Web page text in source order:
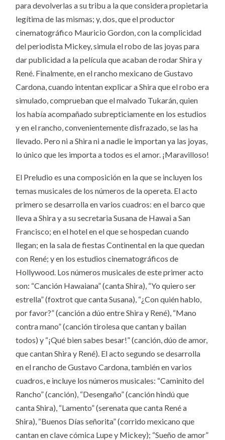
para devolverlas a su tribu a la que considera propietaria
legítima de las mismas; y, dos, que el productor
cinematográfico Mauricio Gordon, con la complicidad
del periodista Mickey, simula el robo de las joyas para
dar publicidad a la película que acaban de rodar Shira y
René. Finalmente, en el rancho mexicano de Gustavo
Cardona, cuando intentan explicar a Shira que el robo era
simulado, comprueban que el malvado Tukarán, quien
los había acompañado subrepticiamente en los estudios
y en el rancho, convenientemente disfrazado, se las ha
llevado. Pero ni a Shira ni a nadie le importan ya las joyas,
lo único que les importa a todos es el amor. ¡Maravilloso!
El Preludio es una composición en la que se incluyen los
temas musicales de los números de la opereta. El acto
primero se desarrolla en varios cuadros: en el barco que
lleva a Shira y a su secretaria Susana de Hawai a San
Francisco; en el hotel en el que se hospedan cuando
llegan; en la sala de fiestas Continental en la que quedan
con René; y en los estudios cinematográficos de
Hollywood. Los números musicales de este primer acto
son: “Canción Hawaiana” (canta Shira), “Yo quiero ser
estrella” (foxtrot que canta Susana), “¿Con quién hablo,
por favor?” (canción a dúo entre Shira y René), “Mano
contra mano” (canción tirolesa que cantan y bailan
todos) y “¡Qué bien sabes besar!” (canción, dúo de amor,
que cantan Shira y René). El acto segundo se desarrolla
en el rancho de Gustavo Cardona, también en varios
cuadros, e incluye los números musicales: “Caminito del
Rancho” (canción), “Desengaño” (canción hindú que
canta Shira), “Lamento” (serenata que canta René a
Shira), “Buenos Días señorita” (corrido mexicano que
cantan en clave cómica Lupe y Mickey); “Sueño de amor”